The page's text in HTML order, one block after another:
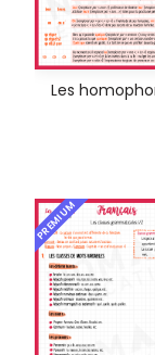
Les
PREMIUM